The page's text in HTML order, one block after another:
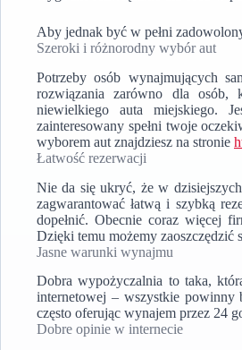
Aby jednak być w pełni
Szeroki i różnorodny wybór aut
Potrzeby osób wynajmujących
rozwiązania zarówno dla osób,
niewielkiego auta miejskiego.
zainteresowany spełni twoje
wyborem aut znajdziesz na stronie
Łatwość rezerwacji
Nie da się ukryć, że w
zagwarantować łatwą i szybką
dopełnić. Obecnie coraz więcej
Dzięki temu możemy zaoszczędzić
Jasne warunki wynajmu
Dobra wypożyczalnia to taka,
internetowej – wszystkie powinny
często oferując wynajem przez 24
Dobre opinie w internecie